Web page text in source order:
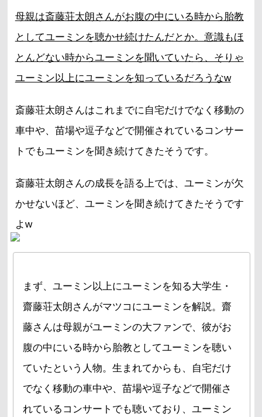
母親は斎藤荘太朗さんがお腹の中にいる時から胎教
としてユーミンを聴かせ続けたんだとか。意識もほ
とんどない時からユーミンを聞いていたら、そりゃ
ユーミン以上にユーミンを知っているだろうなw
斎藤荘太朗さんはこれまでに自宅だけでなく移動の
車中や、苗場や逗子などで開催されているコンサー
トでもユーミンを聞き続けてきたそうです。
斎藤荘太朗さんの成長を語る上では、ユーミンが欠
かせないほど、ユーミンを聞き続けてきたそうです
よw
まず、ユーミン以上にユーミンを知る大学生・
齋藤荘太朗さんがマツコにユーミンを解説。齋
藤さんは母親がユーミンの大ファンで、彼がお
腹の中にいる時から胎教としてユーミンを聴い
ていたという人物。生まれてからも、自宅だけ
でなく移動の車中や、苗場や逗子などで開催さ
れているコンサートでも聴いており、ユーミン